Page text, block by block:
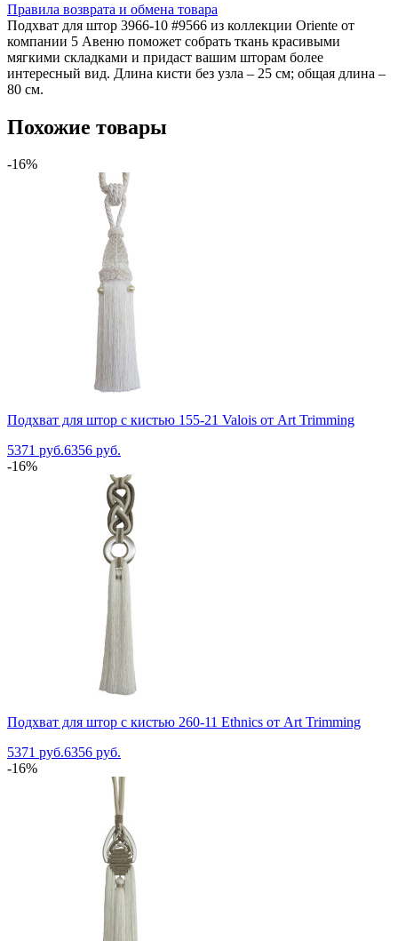
Правила возврата и обмена товара
Подхват для штор 3966-10 #9566 из коллекции Oriente от
компании 5 Авеню поможет собрать ткань красивыми
мягкими складками и придаст вашим шторам более
интересный вид. Длина кисти без узла – 25 см; общая длина –
80 см.
Похожие товары
-16%
Подхват для штор с кистью 155-21 Valois от Art Trimming
5371 руб.6356 руб.
-16%
Подхват для штор с кистью 260-11 Ethnics от Art Trimming
5371 руб.6356 руб.
-16%